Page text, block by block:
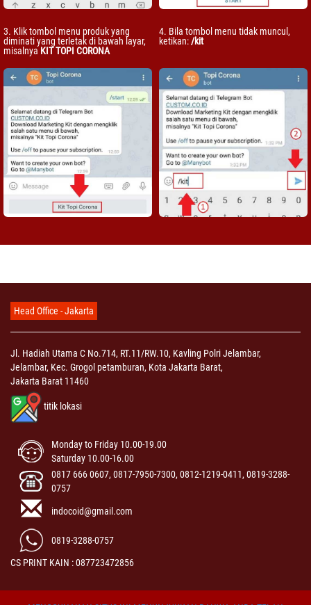
3. Klik tombol menu produk yang
diminati yang terletak di bawah layar,
misalnya KIT TOPI CORONA
4. Bila tombol menu tidak muncul,
ketikan:/kit
Head Office - Jakarta
Jl. Hadiah Utama C No.714, RT.11/RW.10, Kavling Polri Jelambar,
Jelambar, Kec. Grogol petamburan, Kota Jakarta Barat,
Jakarta Barat 11460
titik lokasi
Monday to Friday 10.00-19.00
Saturday 10.00-16.00
0817 666 0607, 0817-7950-7300, 0812-1219-0411, 0819-3288-
0757
indocoid@gmail.com
0819-3288-0757
CS PRINT KAIN : 087723472856